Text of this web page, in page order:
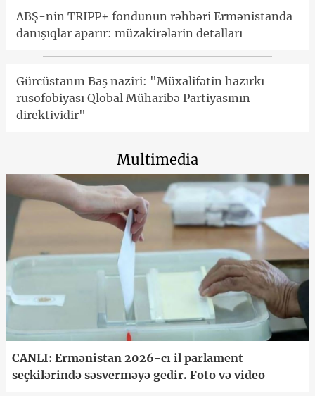
ABŞ-nin TRIPP+ fondunun rəhbəri Ermənistanda
danışıqlar aparır: müzakirələrin detalları
Gürcüstanın Baş naziri: "Müxalifətin hazırkı
rusofobiyası Qlobal Müharibə Partiyasının
direktividir"
Multimedia
CANLI: Ermənistan 2026-cı il parlament
seçkilərində səsverməyə gedir. Foto və video